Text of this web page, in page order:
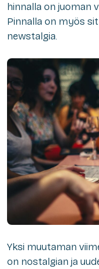
hinnalla on juoman
Pinnalla on myös
newstalgia.
Yksi muutaman
on nostalgian ja